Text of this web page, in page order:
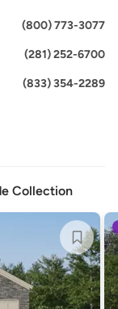
(800) 773-3077
(281) 252-6700
(833) 354-2289
Collection